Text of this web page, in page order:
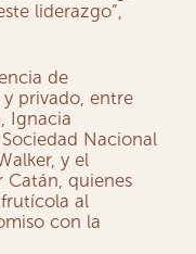
liderazgo”,
de
privado, entre
Ignacia
Nacional
y el
Catán, quienes
al
con la